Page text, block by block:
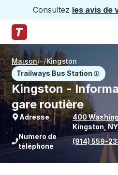
Consultez les avis de
Page d'accueil des sentiers
Maison/ /Kingston
Trailways Bus Station
Kingston -
gare routière
Adresse 400
Kingston NY
Voir
Numéro de
téléphone
(914) 559-